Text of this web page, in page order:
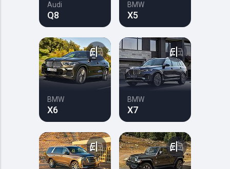
Audi
Q8
BMW
X5
BMW
X6
BMW
X7